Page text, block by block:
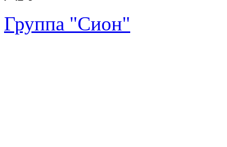
Группа "Сион"